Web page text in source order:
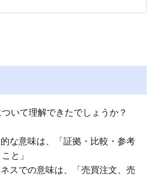
ついて理解できたでしょうか？
な意味は、「証拠・比較・参考
と」
スでの意味は、「売買注文、売